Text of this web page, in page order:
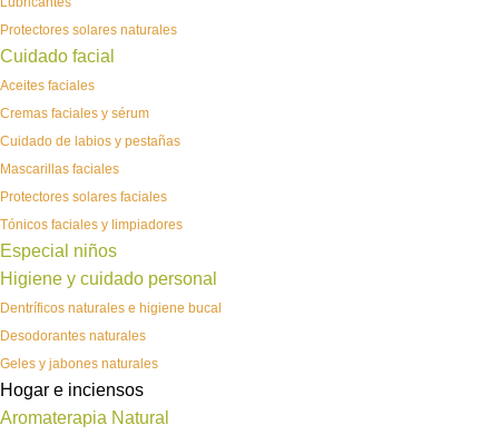
Protectores solares naturales
Cuidado facial
Aceites faciales
Cremas faciales y sérum
Cuidado de labios y pestañas
Mascarillas faciales
Protectores solares faciales
Tónicos faciales y limpiadores
Especial niños
Higiene y cuidado personal
Dentríficos naturales e higiene bucal
Desodorantes naturales
Geles y jabones naturales
Hogar e inciensos
Aromaterapia Natural